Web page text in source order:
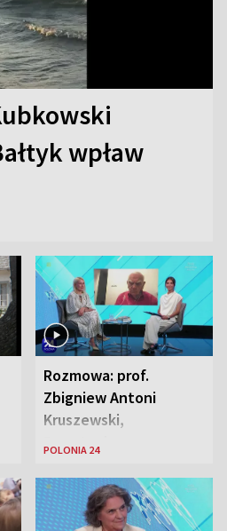
wpław
Rozmowa: prof.
Zbigniew Antoni
Kruszewski,
Powstaniec
Zaryan, piosenkarka
POLONIA 24